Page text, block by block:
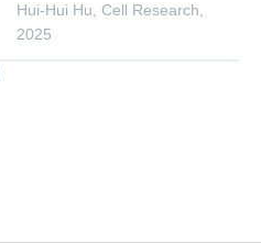
Hui-Hui Hu Cell Research
2025